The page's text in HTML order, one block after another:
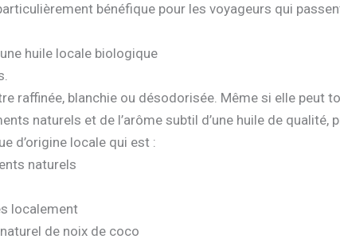
bénéfique pour les voyageurs qui
huile locale biologique
raffinée, blanchie ou désodorisée. Même si elle peut
naturels et de l’arôme subtil d’une huile de qualité,
d’origine locale qui est :
naturels
localement
de noix de coco